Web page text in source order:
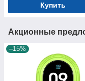
Купить
Акционные
–15%